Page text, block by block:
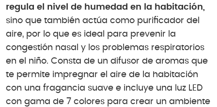
regula el nivel de humedad en la habitación,
sino que también actúa como purificador del
aire, por lo que es ideal para prevenir la
congestión nasal y los problemas respiratorios
en el niño. Consta de un difusor de aromas que
te permite impregnar el aire de la habitación
con una fragancia suave e incluye una luz LED
con gama de 7 colores para crear un ambiente